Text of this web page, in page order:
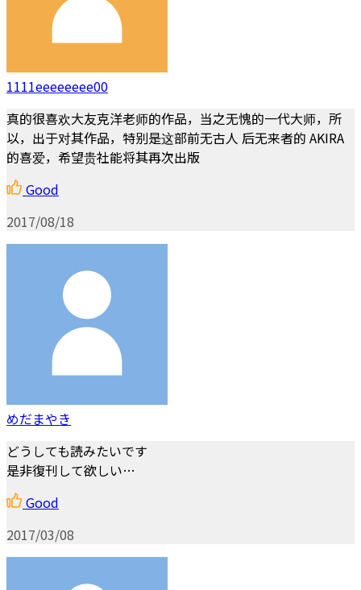
1111eeeeeeee00
真的很喜欢大友克洋老师的作品，当之无愧的一代大师，所
以，出于对其作品，特别是这部前无古人 后无来者的 AKIRA
的喜爱，希望贵社能将其再次出版
Good
2017/08/18
めだまやき
どうしても読みたいです
是非復刊して欲しい…
Good
2017/03/08